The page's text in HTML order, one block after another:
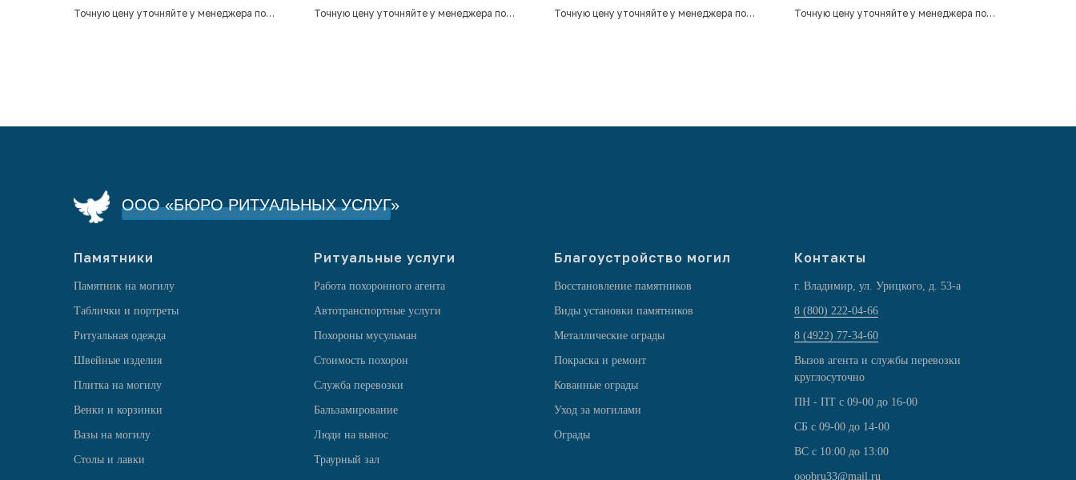
Точную цену уточняйте у менеджера по
Точную цену уточняйте у менеджера по
Точную цену уточняйте у менеджера по
Точную цену уточняйте у менеджера по
ООО «БЮРО РИТУАЛЬНЫХ УСЛУГ»
Памятники
Памятник на могилу
Таблички и портреты
Ритуальная одежда
Швейные изделия
Плитка на могилу
Венки и корзинки
Вазы на могилу
Столы и лавки
Ритуальные услуги
Работа похоронного агента
Автотранспортные услуги
Похороны мусульман
Стоимость похорон
Служба перевозки
Бальзамирование
Люди на вынос
Траурный зал
Благоустройство могил
Восстановление памятников
Виды установки памятников
Металлические ограды
Покраска и ремонт
Кованные ограды
Уход за могилами
Ограды
Контакты
г. Владимир, ул. Урицкого, д. 53-а
8 (800) 222-04-66
8 (4922) 77-34-60
Вызов агента и службы перевозки
круглосуточно
ПН - ПТ с 09-00 до 16-00
СБ с 09-00 до 14-00
ВС с 10:00 до 13:00
ooobru33@mail.ru